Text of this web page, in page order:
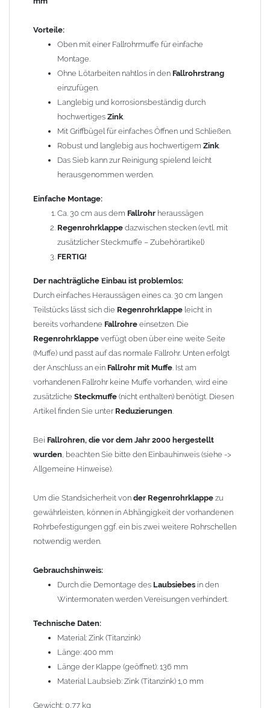
Durch einfaches Heraussägen eines ca. 30 cm langen Teilstücks
lässt sich die Regenrohrklappe
leicht in bereits vorhandene
einsetzen. Die
weite Seite (Muffe) und passt auf das normale Fallrohr. Unten
erfolgt der Anschluss an ein
vorhandenen Fallrohr keine Muffe vorhanden, wird eine
Steckmuffe
(nicht enthalten) benötigt. Diesen Artikel
finden Sie unterReduzierungen
Fallrohren, die vor dem Jahr 2000 hergestellt wurden
beachten Sie bitte den Einbauhinweis (siehe -> Allgemeine
Um die Standsicherheit vonder Regenrohrklappezu
gewährleisten, können in Abhängigkeit der vorhandenen
Rohrbefestigungen ggf. ein bis zwei weitere Rohrschellen
notwendig werden.
Gebrauchshinweis:
Durch die Demontage desLaubsiebes in den
Wintermonaten werden Vereisungen verhindert.
Technische Daten:
Material: Zink (Titanzink)
Länge: 400 mm
Länge der Klappe (geöffnet): 136 mm
Material Laubsieb: Zink (Titanzink) 1,0 mm
Allgemeine Hinweise / Informationen:
Bei allen Angaben von "Zink"
Spurenelementen von Titan und Kupfer. Durch die
Legierungsbestandteile ändern sich die Materialeigenschaften
und das Titanzinkblech kann dadurch verformt und gekantet
werden. Reines Zink würde beim Kanten brechen.
Wegen der elektrochemischen Kontaktkorrosion
Kupferbauteile nicht mit Zink, Aluminium oder verzinkten
Bauteilen zusammen verbaut werden. Diese Metalle werden
Regenwasser von Kupfer auf sie fließt. Lösung: Materialien
trennen (z. B. durch Trennstreifen oder Beschichtungen) und den
Wasserfluss so lenken, dass er nur von Zink, Aluminium und
verzinkten Bauteilen in Richtung Kupfer verläuft.
Kombinationen ->Zink, Aluminium und verzinkte Bauteile
Vorteile:
Oben mit einer Fallrohrmuffe für einfache
Montage.
Ohne Lötarbeiten nahtlos in den Fallrohrstrang
einzufügen.
Langlebig und korrosionsbeständig durch
hochwertiges Zink.
Mit Griffbügel für einfaches Öffnen und Schließen.
Robust und langlebig aus hochwertigem Zink.
Das Sieb kann zur Reinigung spielend leicht
herausgenommen werden.
Einfache Montage:
Ca. 30 cm aus dem Fallrohr heraussägen
Regenrohrklappe dazwischen stecken (evtl. mit
zusätzlicher Steckmuffe – Zubehörartikel)
FERTIG!
Der nachträgliche Einbau ist problemlos:
Durch einfaches Heraussägen eines ca. 30 cm langen
Teilstücks lässt sich die Regenrohrklappe leicht in
bereits vorhandene Fallrohre einsetzen. Die
Regenrohrklappe verfügt oben über eine weite Seite
(Muffe) und passt auf das normale Fallrohr. Unten erfolgt
der Anschluss an ein Fallrohr mit Muffe. Ist am
vorhandenen Fallrohr keine Muffe vorhanden, wird eine
zusätzliche Steckmuffe (nicht enthalten) benötigt. Diesen
Artikel finden Sie unter Reduzierungen.
Bei Fallrohren, die vor dem Jahr 2000 hergestellt
wurden, beachten Sie bitte den Einbauhinweis (siehe ->
Allgemeine Hinweise).
Um die Standsicherheit von der Regenrohrklappe zu
gewährleisten, können in Abhängigkeit der vorhandenen
Rohrbefestigungen ggf. ein bis zwei weitere Rohrschellen
notwendig werden.
Gebrauchshinweis:
Durch die Demontage des Laubsiebes in den
Wintermonaten werden Vereisungen verhindert.
Technische Daten:
Material: Zink (Titanzink)
Länge: 400 mm
Länge der Klappe (geöffnet): 136 mm
Material Laubsieb: Zink (Titanzink) 1,0 mm
Gewicht: 0,77 kg